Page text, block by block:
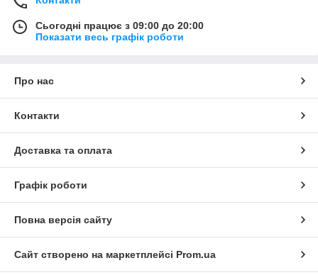
Сьогодні працює з 09:00 до 20:00
Показати весь графік роботи
Про нас
Контакти
Доставка та оплата
Графік роботи
Повна версія сайту
Сайт створено на маркетплейсі Prom.ua